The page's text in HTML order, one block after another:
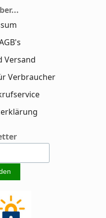
Versand
Verbraucher